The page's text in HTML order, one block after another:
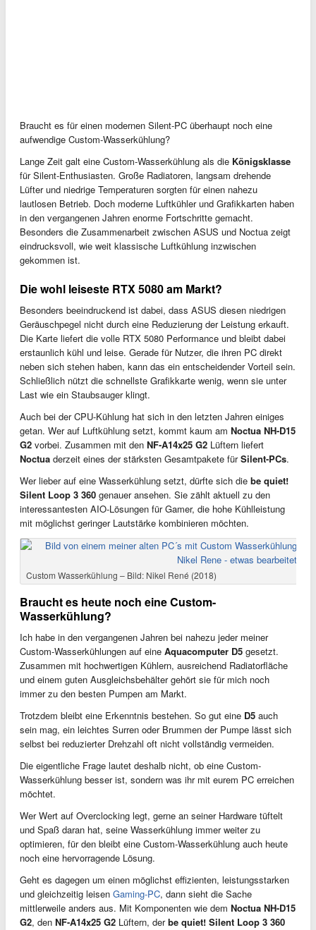
Braucht es für einen modernen Silent-PC überhaupt noch eine
aufwendige Custom-Wasserkühlung?
Lange Zeit galt eine Custom-Wasserkühlung als die Königsklasse
für Silent-Enthusiasten. Große Radiatoren, langsam drehende
Lüfter und niedrige Temperaturen sorgten für einen nahezu
lautlosen Betrieb. Doch moderne Luftkühler und Grafikkarten haben
in den vergangenen Jahren enorme Fortschritte gemacht.
Besonders die Zusammenarbeit zwischen ASUS und Noctua zeigt
eindrucksvoll, wie weit klassische Luftkühlung inzwischen
gekommen ist.
Die wohl leiseste RTX 5080 am Markt?
Besonders beeindruckend ist dabei, dass ASUS diesen niedrigen
Geräuschpegel nicht durch eine Reduzierung der Leistung erkauft.
Die Karte liefert die volle RTX 5080 Performance und bleibt dabei
erstaunlich kühl und leise. Gerade für Nutzer, die ihren PC direkt
neben sich stehen haben, kann das ein entscheidender Vorteil sein.
Schließlich nützt die schnellste Grafikkarte wenig, wenn sie unter
Last wie ein Staubsauger klingt.
Auch bei der CPU-Kühlung hat sich in den letzten Jahren einiges
getan. Wer auf Luftkühlung setzt, kommt kaum am Noctua NH-D15
G2 vorbei. Zusammen mit den NF-A14x25 G2 Lüftern liefert
Noctua derzeit eines der stärksten Gesamtpakete fürSilent-PCs.
Wer lieber auf eine Wasserkühlung setzt, dürfte sich die be quiet!
Silent Loop 3 360 genauer ansehen. Sie zählt aktuell zu den
interessantesten AIO-Lösungen für Gamer, die hohe Kühlleistung
mit möglichst geringer Lautstärke kombinieren möchten.
Custom Wasserkühlung – Bild: Nikel René (2018)
Braucht es heute noch eine Custom-
Wasserkühlung?
Ich habe in den vergangenen Jahren bei nahezu jeder meiner
Custom-Wasserkühlungen auf eine Aquacomputer D5 gesetzt.
Zusammen mit hochwertigen Kühlern, ausreichend Radiatorfläche
und einem guten Ausgleichsbehälter gehört sie für mich noch
immer zu den besten Pumpen am Markt.
Trotzdem bleibt eine Erkenntnis bestehen. So gut eine D5 auch
sein mag, ein leichtes Surren oder Brummen der Pumpe lässt sich
selbst bei reduzierter Drehzahl oft nicht vollständig vermeiden.
Die eigentliche Frage lautet deshalb nicht, ob eine Custom-
Wasserkühlung besser ist, sondern was ihr mit eurem PC erreichen
möchtet.
Wer Wert auf Overclocking legt, gerne an seiner Hardware tüftelt
und Spaß daran hat, seine Wasserkühlung immer weiter zu
optimieren, für den bleibt eine Custom-Wasserkühlung auch heute
noch eine hervorragende Lösung.
Geht es dagegen um einen möglichst effizienten, leistungsstarken
und gleichzeitig leisen Gaming-PC, dann sieht die Sache
mittlerweile anders aus. Mit Komponenten wie dem Noctua NH-D15
G2, den NF-A14x25 G2 Lüftern, derbe quiet! Silent Loop 3 360